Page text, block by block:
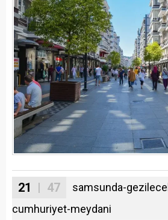
21 | 47
samsunda-
cumhuriyet-meydani